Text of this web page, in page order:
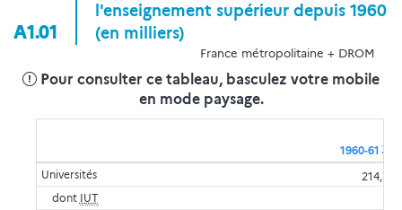
A1.01
l'enseignement supérieur depuis 1960
(en milliers)
France métropolitaine + DROM
Pour consulter ce tableau, basculez votre mobile
en mode paysage.
1960‑611
Universités
214,7
dont IUT